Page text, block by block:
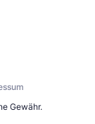
Gewähr.